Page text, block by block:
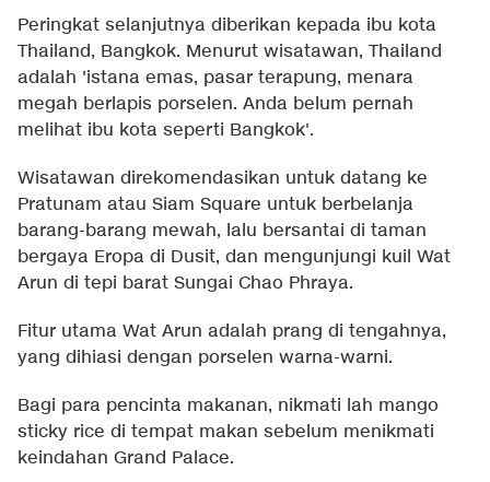
Peringkat selanjutnya diberikan kepada ibu kota
Thailand, Bangkok. Menurut wisatawan, Thailand
adalah 'istana emas, pasar terapung, menara
megah berlapis porselen. Anda belum pernah
melihat ibu kota seperti Bangkok'.
Wisatawan direkomendasikan untuk datang ke
Pratunam atau Siam Square untuk berbelanja
barang-barang mewah, lalu bersantai di taman
bergaya Eropa di Dusit, dan mengunjungi kuil Wat
Arun di tepi barat Sungai Chao Phraya.
Fitur utama Wat Arun adalah prang di tengahnya,
yang dihiasi dengan porselen warna-warni.
Bagi para pencinta makanan, nikmati lah mango
sticky rice di tempat makan sebelum menikmati
keindahan Grand Palace.